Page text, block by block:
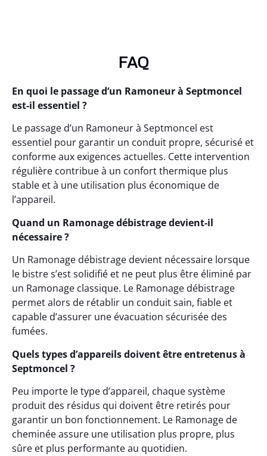
FAQ
En quoi le passage d’un Ramoneur à Septmoncel
est-il essentiel ?
Le passage d’un Ramoneur à Septmoncel est
essentiel pour garantir un conduit propre, sécurisé et
conforme aux exigences actuelles. Cette intervention
régulière contribue à un confort thermique plus
stable et à une utilisation plus économique de
l’appareil.
Quand un Ramonage débistrage devient-il
nécessaire ?
Un Ramonage débistrage devient nécessaire lorsque
le bistre s’est solidifié et ne peut plus être éliminé par
un Ramonage classique. Le Ramonage débistrage
permet alors de rétablir un conduit sain, fiable et
capable d’assurer une évacuation sécurisée des
fumées.
Quels types d’appareils doivent être entretenus à
Septmoncel ?
Peu importe le type d’appareil, chaque système
produit des résidus qui doivent être retirés pour
garantir un bon fonctionnement. Le Ramonage de
cheminée assure une utilisation plus propre, plus
sûre et plus performante au quotidien.